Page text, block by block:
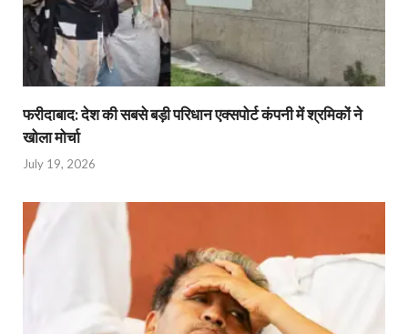
फरीदाबाद: देश की सबसे बड़ी परिधान एक्सपोर्ट कंपनी में श्रमिकों ने
खोला मोर्चा
July 19, 2026